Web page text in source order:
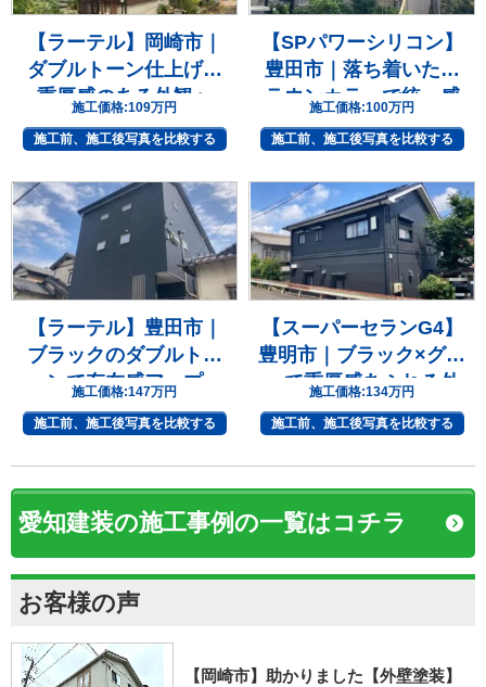
【ラーテル】岡崎市｜
ダブルトーン仕上げで
重厚感のある外観へ
施工価格:109万円
施工前、施工後写真を比較する
【SPパワーシリコン】
豊田市｜落ち着いたブ
ラウンカラーで統一感
のある住まいへ
施工価格:100万円
施工前、施工後写真を比較する
【ラーテル】豊田市｜
ブラックのダブルトー
ンで存在感アップ
施工価格:147万円
施工前、施工後写真を比較する
【スーパーセランG4】
豊明市｜ブラック×グレ
ーで重厚感あふれる外
観へ
施工価格:134万円
施工前、施工後写真を比較する
愛知建装の施工事例の一覧はコチラ
お客様の声
【岡崎市】助かりました【外壁塗装】